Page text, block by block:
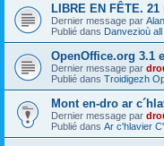
LIBRE EN FÊTE.
Dernier message par
Publié dans Danvezioù
OpenOffice.org 3.1
Dernier message par
Publié dans Troidigezh
Mont en-dro ar
Dernier message par
Publié dans Ar c'hlavier